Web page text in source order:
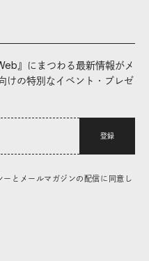
』にまつわる最新情報がメ
けの特別なイベント・プレゼ
登録
とメールマガジンの配信に同意し